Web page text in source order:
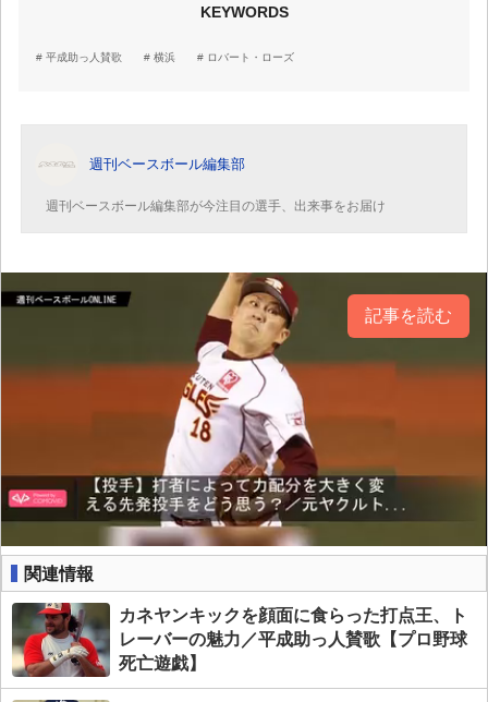
KEYWORDS
平成助っ人賛歌 横浜 ロバート・ローズ
週刊ベースボール編集部
週刊ベースボール編集部が今注目の選手、出来事をお届け
記事を読む
関連情報
カネヤンキックを顔面に食らった打点王、ト
レーバーの魅力／平成助っ人賛歌【プロ野球
死亡遊戯】